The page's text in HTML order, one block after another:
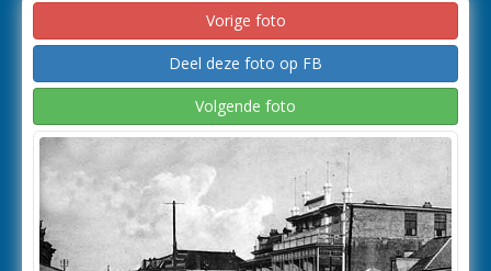
Vorige foto
Deel deze foto op FB
Volgende foto